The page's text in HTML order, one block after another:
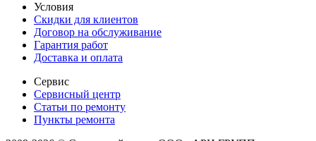
Условия
Скидки для клиентов
Договор на обслуживание
Гарантия работ
Доставка и оплата
Сервис
Сервисный центр
Статьи по ремонту
Пункты ремонта